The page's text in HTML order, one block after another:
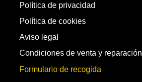
Política de privacidad
Política de cookies
Aviso legal
Condiciones de venta y reparación
Formulario de recogida